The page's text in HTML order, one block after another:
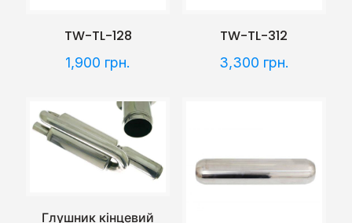
TW-TL-128
1,900 грн.
TW-TL-312
3,300 грн.
Глушник кінцевий